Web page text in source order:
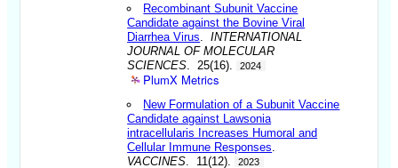
Recombinant Subunit Vaccine
Candidate against the Bovine Viral
Diarrhea Virus .INTERNATIONAL
JOURNAL OF MOLECULAR
SCIENCES . 25(16). 2024
PlumX Metrics
New Formulation of a Subunit Vaccine
Candidate against Lawsonia
intracellularis Increases Humoral and
Cellular Immune Responses
VACCINES . 11(12). 2023